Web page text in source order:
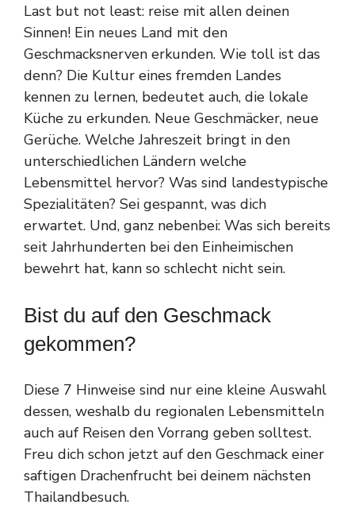
Last but not least: reise mit allen deinen
Sinnen! Ein neues Land mit den
Geschmacksnerven erkunden. Wie toll ist das
denn? Die Kultur eines fremden Landes
kennen zu lernen, bedeutet auch, die lokale
Küche zu erkunden. Neue Geschmäcker, neue
Gerüche. Welche Jahreszeit bringt in den
unterschiedlichen Ländern welche
Lebensmittel hervor? Was sind landestypische
Spezialitäten? Sei gespannt, was dich
erwartet. Und, ganz nebenbei: Was sich bereits
seit Jahrhunderten bei den Einheimischen
bewehrt hat, kann so schlecht nicht sein.
Bist du auf den Geschmack
gekommen?
Diese 7 Hinweise sind nur eine kleine Auswahl
dessen, weshalb du regionalen Lebensmitteln
auch auf Reisen den Vorrang geben solltest.
Freu dich schon jetzt auf den Geschmack einer
saftigen Drachenfrucht bei deinem nächsten
Thailandbesuch.